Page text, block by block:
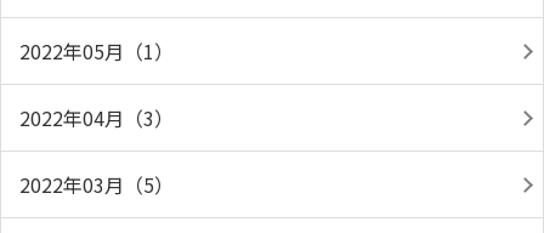
2022年05月（1）
2022年04月（3）
2022年03月（5）